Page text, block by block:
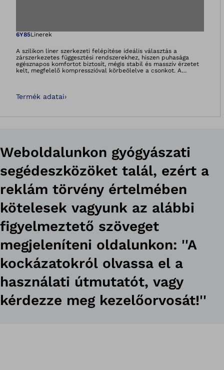
Megnyitja a
6Y85Linerek
A szilikon liner szerkezeti felépítése ideális választás a
zárszerkezetes függesztési rendszerekhez, hiszen puhasága
egésznapos komfortot biztosít, mégis stabil és masszív érzetet
kelt, megfelelő kompresszióval körbeölelve a csonkot. A
tisztítható és anyaga hatékonyan ellenáll a mindennapok
Termék adatai›
Weboldalunkon gyógyászati
segédeszközöket talál, ezért a
reklám törvény értelmében
kötelesek vagyunk az alábbi
figyelmeztető szöveget
megjeleníteni oldalunkon: ''A
kockázatokról olvassa el a
használati útmutatót, vagy
kérdezze meg kezelőorvosát!''